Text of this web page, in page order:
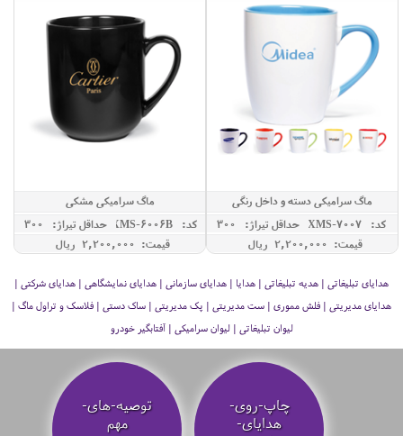
ماگ سرامیکی دسته و داخل رنگی
کد: XMS-7007
حداقل تيراژ: 300
قیمت: 2,200,000 ريال
ماگ سرامیکی مشکی
کد: XMS-6006B
حداقل تيراژ: 300
قیمت: 2,200,000 ريال
هدایای تبلیغاتی | هدیه تبلیغاتی | هدایا | هدایای سازمانی | هدایای نمایشگاهی | هدایای شرکتی |
هدایای مدیریتی | فلش مموری | ست مدیریتی | پک مدیریتی | ساک دستی | فلاسک و تراول ماگ |
لیوان تبلیغاتی | لیوان سرامیکی | آفتابگیر خودرو
چاپ-روی-
هدایای-
توصیه‌-های-
مهم